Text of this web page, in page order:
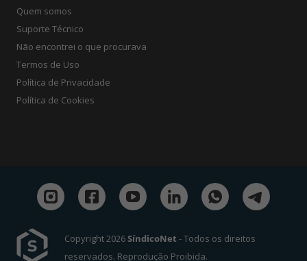
Quem somos
Suporte Técnico
Não encontrei o que procurava
Termos de Uso
Política de Privacidade
Política de Cookies
Copyright 2026SíndicoNet - Todos os direitos
reservados. Reprodução Proibida.